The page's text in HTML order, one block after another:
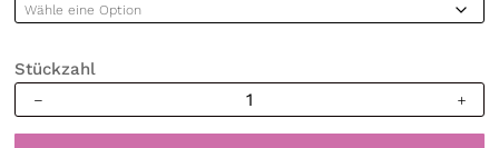
Stückzahl
Frühling